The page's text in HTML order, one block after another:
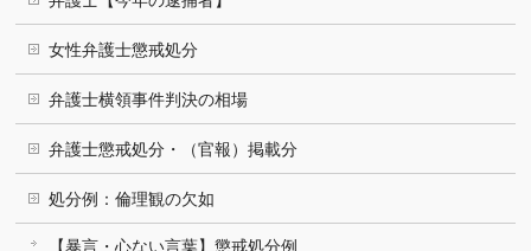
女性弁護士懲戒処分
弁護士横領事件判決の相場
弁護士懲戒処分・（官報）掲載分
処分例：倫理観の欠如
【暴言・心ない言葉】懲戒処分例